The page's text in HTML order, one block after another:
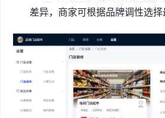
差异，商家可根据品牌调性选择